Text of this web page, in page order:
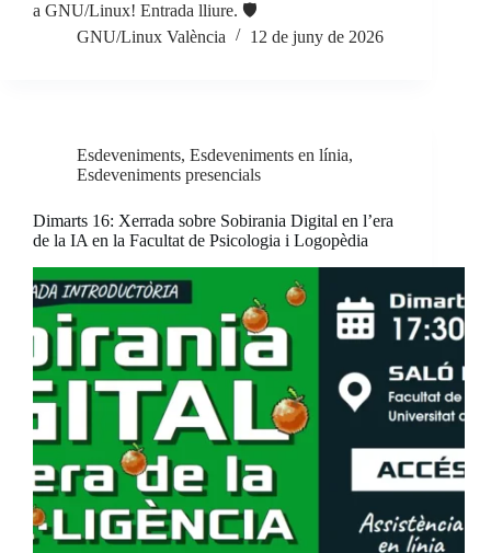
a GNU/Linux! Entrada lliure. 🛡️
GNU/Linux València
12 de juny de 2026
Esdeveniments, Esdeveniments en línia,
Esdeveniments presencials
Dimarts 16: Xerrada sobre Sobirania Digital en l’era
de la IA en la Facultat de Psicologia i Logopèdia